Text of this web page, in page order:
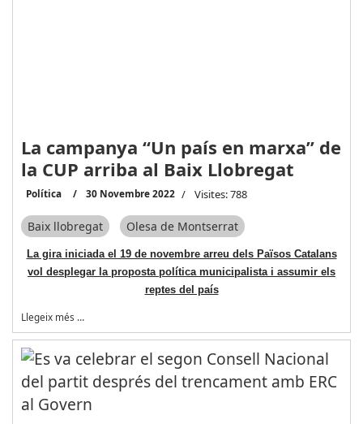
La campanya “Un país en marxa” de
la CUP arriba al Baix Llobregat
Política 30 Novembre 2022 Visites: 788
Baix llobregat Olesa de Montserrat
La gira iniciada el 19 de novembre arreu dels Països Catalans
vol desplegar la proposta política municipalista i assumir els
reptes del país
Llegeix més …